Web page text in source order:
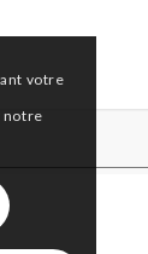
votre
notre